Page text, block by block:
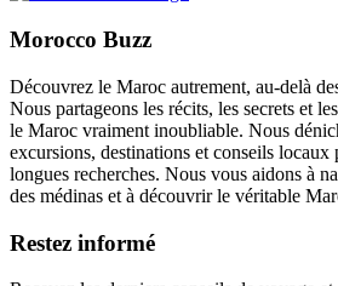
Morocco Buzz
Découvrez le Maroc autrement, au-delà
Nous partageons les récits, les secrets et
le Maroc vraiment inoubliable. Nous
excursions, destinations et conseils locaux
longues recherches. Nous vous aidons à
des médinas et à découvrir le véritable
Restez informé